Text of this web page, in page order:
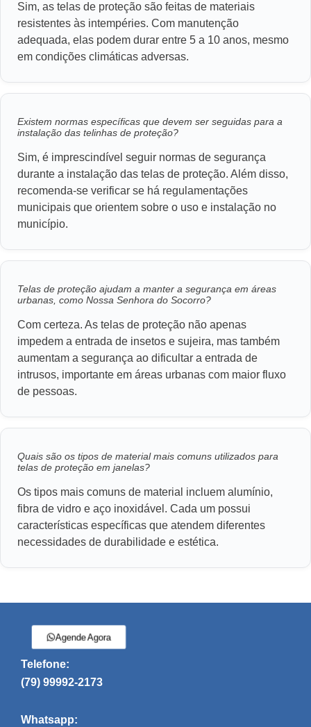
Sim, as telas de proteção são feitas de materiais
resistentes às intempéries. Com manutenção
adequada, elas podem durar entre 5 a 10 anos, mesmo
em condições climáticas adversas.
Existem normas específicas que devem ser seguidas para a
instalação das telinhas de proteção?
Sim, é imprescindível seguir normas de segurança
durante a instalação das telas de proteção. Além disso,
recomenda-se verificar se há regulamentações
municipais que orientem sobre o uso e instalação no
município.
Telas de proteção ajudam a manter a segurança em áreas
urbanas, como Nossa Senhora do Socorro?
Com certeza. As telas de proteção não apenas
impedem a entrada de insetos e sujeira, mas também
aumentam a segurança ao dificultar a entrada de
intrusos, importante em áreas urbanas com maior fluxo
de pessoas.
Quais são os tipos de material mais comuns utilizados para
telas de proteção em janelas?
Os tipos mais comuns de material incluem alumínio,
fibra de vidro e aço inoxidável. Cada um possui
características específicas que atendem diferentes
necessidades de durabilidade e estética.
Agende Agora
Telefone:
(79) 99992-2173
Whatsapp: